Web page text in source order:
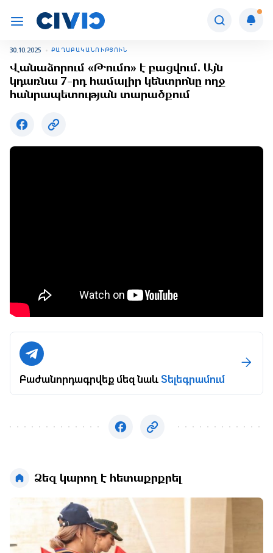
30.10.2025 ՔԱՂԱՔԱԿԱՆՈՒԹՅՈՒՆ
Վանաձորում «Թումո» է բացվում. Այն
կդառնա 7-րդ համալիր կենտրոնը ողջ
հանրապետության տարածքում
Բաժանորդագրվեք մեզ նաևՏելեգրամում
Ձեզ կարող է հետաքրքրել